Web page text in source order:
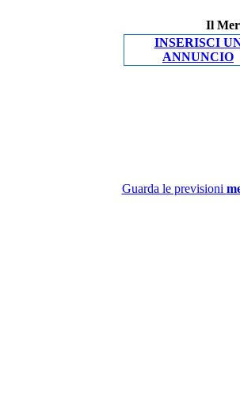
Il
INSERISCI
ANNUNCIO
Guarda le previsioni